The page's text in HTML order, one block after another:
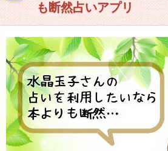
も断然占いアプリ